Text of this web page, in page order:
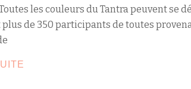
les couleurs du Tantra peuvent se
de 350 participants de toutes